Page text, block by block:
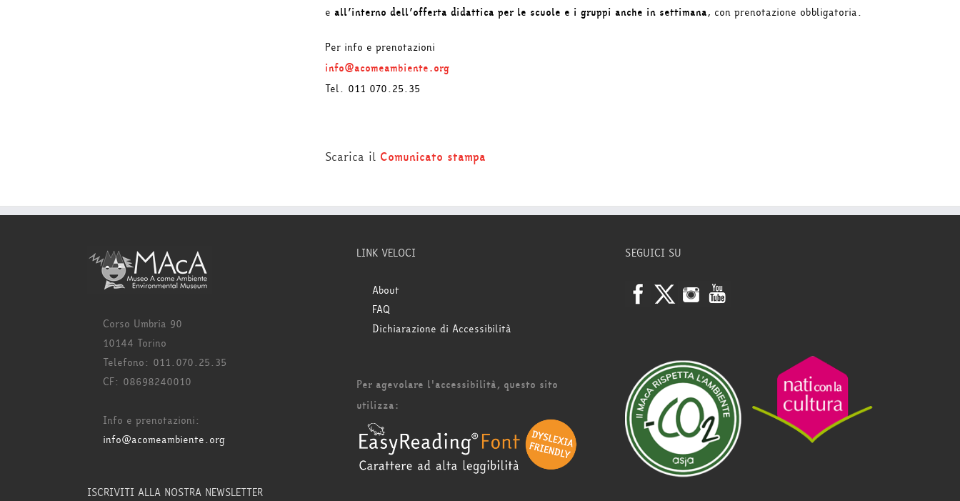
e all’interno dell’offerta didattica per le scuole e i gruppi anche in settimana, con prenotazione obbligatoria.
Per info e prenotazioni
info@acomeambiente.org
Tel. 011 070.25.35
Scarica il Comunicato stampa
Corso Umbria 90
10144 Torino
Telefono: 011.070.25.35
CF: 08698240010
Info e prenotazioni:
info@acomeambiente.org
ISCRIVITI ALLA NOSTRA NEWSLETTER
LINK VELOCI
About
FAQ
Dichiarazione di Accessibilità
Per agevolare l'accessibilità, questo sito
utilizza:
SEGUICI SU